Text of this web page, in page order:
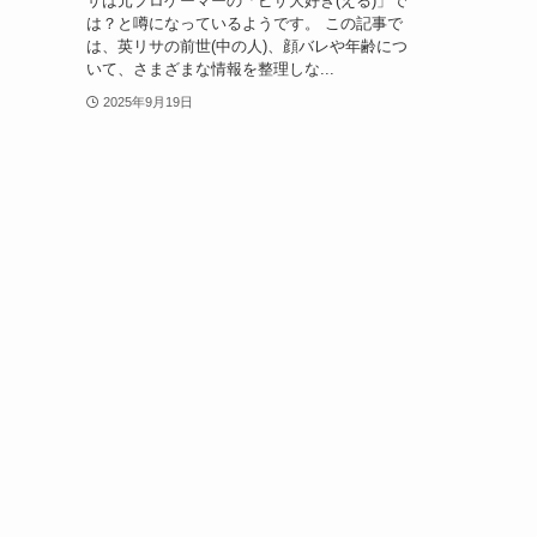
は？と噂になっているようです。 この記事で
は、英リサの前世(中の人)、顔バレや年齢につ
いて、さまざまな情報を整理しな...
2025年9月19日